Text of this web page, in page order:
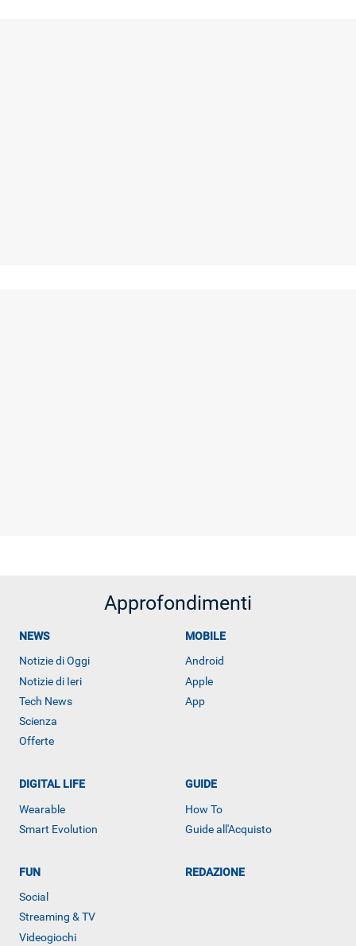
ALTRO
Approfondimenti
NEWS
Notizie di Oggi
Notizie di Ieri
Tech News
Scienza
Offerte
MOBILE
Android
Apple
App
DIGITAL LIFE
Wearable
Smart Evolution
GUIDE
How To
Guide all'Acquisto
FUN
Social
Streaming & TV
Videogiochi
REDAZIONE